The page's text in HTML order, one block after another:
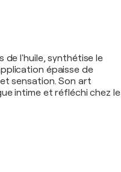
de l'huile, synthétise le
épaisse de
sensation. Son art
intime et réfléchi chez le